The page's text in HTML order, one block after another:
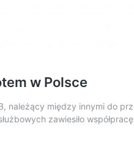
w Polsce
należący między innymi do
zawiesiło